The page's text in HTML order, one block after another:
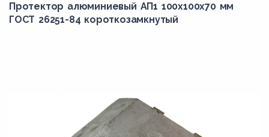
Протектор алюминиевый АП1 100х100х70 мм
ГОСТ 26251-84 короткозамкнутый